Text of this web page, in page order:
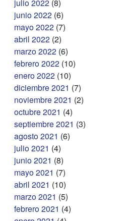
julio 2022 (8)
junio 2022 (6)
mayo 2022 (7)
abril 2022 (2)
marzo 2022 (6)
febrero 2022 (10)
enero 2022 (10)
diciembre 2021 (7)
noviembre 2021 (2)
octubre 2021 (4)
septiembre 2021 (3)
agosto 2021 (6)
julio 2021 (4)
junio 2021 (8)
mayo 2021 (7)
abril 2021 (10)
marzo 2021 (5)
febrero 2021 (4)